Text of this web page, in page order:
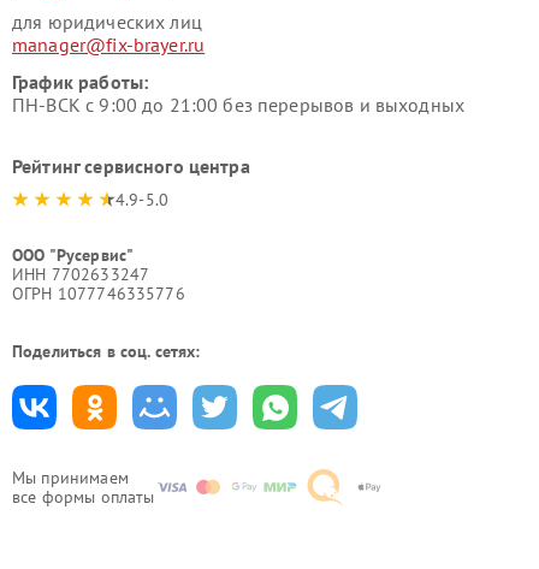
Мы принимаем
все формы оплаты
для юридических лиц
manager@fix-brayer.ru
График работы:
ПН-ВСК с 9:00 до 21:00 без перерывов и выходных
Рейтинг сервисного центра
4.9-5.0
ООО "Русервис"
ИНН 7702633247
ОГРН 1077746335776
Поделиться в соц. сетях: